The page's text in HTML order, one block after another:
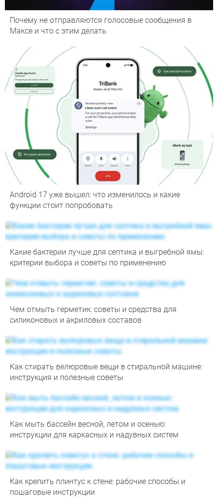
Почему не отправляются голосовые сообщения в
Максе и что с этим делать
Android 17 уже вышел: что изменилось и какие
функции стоит попробовать
Какие бактерии лучше для септика и выгребной ямы:
критерии выбора и советы по применению
Чем отмыть герметик: советы и средства для
силиконовых и акриловых составов
Как стирать велюровые вещи в стиральной машине:
инструкция и полезные советы
Как мыть бассейн весной, летом и осенью:
инструкции для каркасных и надувных систем
Как крепить плинтус к стене: рабочие способы и
пошаговые инструкции